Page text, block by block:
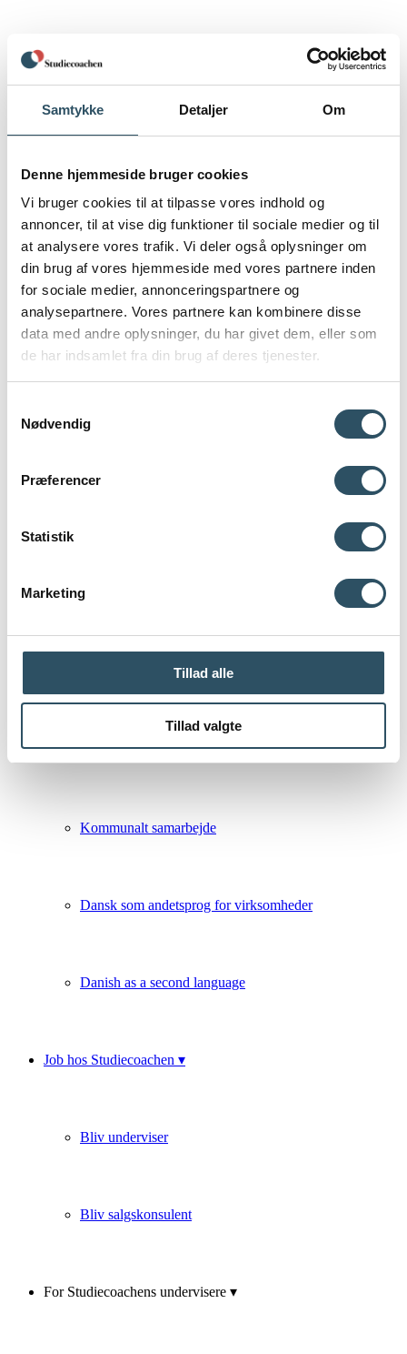
Samtykke Detaljer Om
Denne hjemmeside bruger cookies
Vi bruger cookies til at tilpasse vores indhold og
annoncer, til at vise dig funktioner til sociale medier og til
at analysere vores trafik. Vi deler også oplysninger om
din brug af vores hjemmeside med vores partnere inden
for sociale medier, annonceringspartnere og
analysepartnere. Vores partnere kan kombinere disse
data med andre oplysninger, du har givet dem, eller som
de har indsamlet fra din brug af deres tjenester.
Nødvendig
Præferencer
Statistik
Marketing
Tillad alle
Tillad valgte
FAQ – For elever
Priser
Om Studiecoachen ▾
Om studiecoachen
Om vores undervisere
Hør hvad eleverne fortæller om os
Etiske retningslinjer
For kommuner og virksomheder ▾
Kommunalt samarbejde
Dansk som andetsprog for virksomheder
Danish as a second language
Job hos Studiecoachen ▾
Bliv underviser
Bliv salgskonsulent
For Studiecoachens undervisere ▾